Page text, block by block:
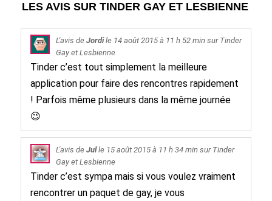
LES AVIS SUR TINDER GAY ET LESBIENNE
L'avis de Jordile 14 août 2015à 11 h 52 min sur Tinder
Gay et Lesbienne
Tinder c’est tout simplement la meilleure
application pour faire des rencontres rapidement
! Parfois même plusieurs dans la même journée
😉
L'avis de Julle 15 août 2015à 11 h 34 min sur Tinder
Gay et Lesbienne
Tinder c’est sympa mais si vous voulez vraiment
rencontrer un paquet de gay, je vous